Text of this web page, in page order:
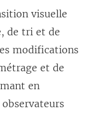
visuelle
de tri et de
modifications
et de
en